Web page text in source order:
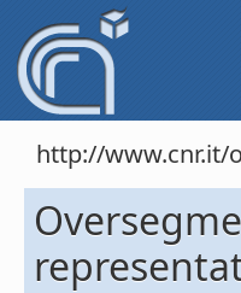
http://www.cnr.it/